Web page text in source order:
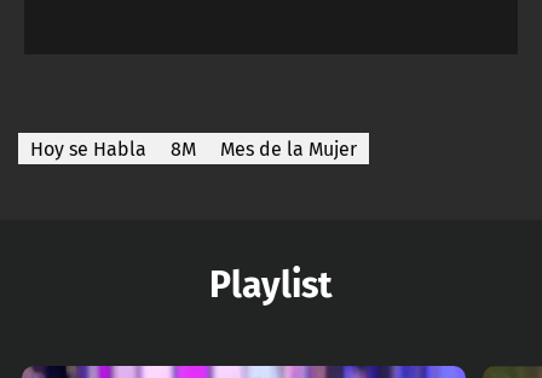
Hoy se Habla 8M Mes de la Mujer
Playlist